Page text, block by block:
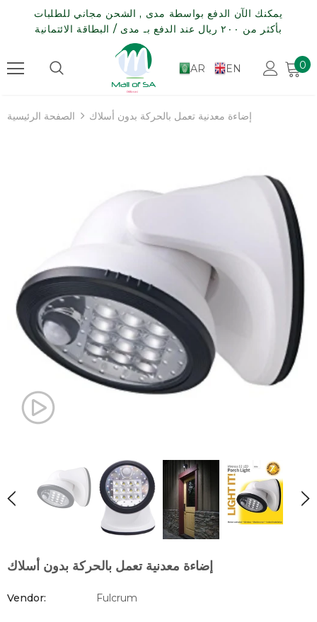
يمكنك الآن الدفع بواسطة مدى , الشحن مجاني للطلبات
بأكثر من ٢٠٠ ريال عند الدفع بـ مدى / البطاقة الائتمانية
AR EN 0
الصفحة الرئيسية إضاءة معدنية تعمل بالحركة بدون أسلاك
إضاءة معدنية تعمل بالحركة بدون أسلاك
Vendor: Fulcrum